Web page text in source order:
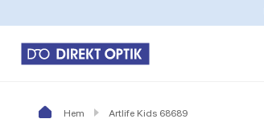
Hem Artlife Kids 68689